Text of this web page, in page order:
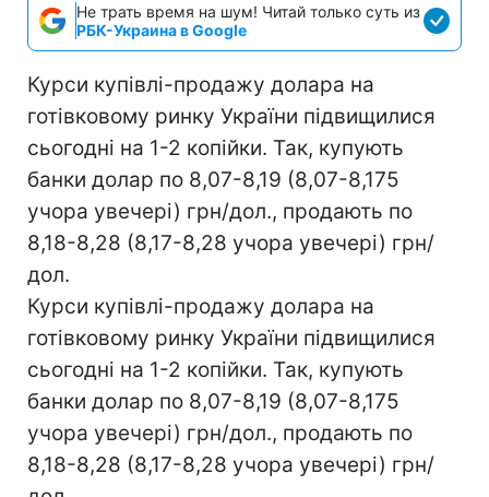
Не трать время на шум! Читай только суть из
РБК-Украина в Google
Курси купівлі-продажу долара на
готівковому ринку України підвищилися
сьогодні на 1-2 копійки. Так, купують
банки долар по 8,07-8,19 (8,07-8,175
учора увечері) грн/дол., продають по
8,18-8,28 (8,17-8,28 учора увечері) грн/
дол.
Курси купівлі-продажу долара на
готівковому ринку України підвищилися
сьогодні на 1-2 копійки. Так, купують
банки долар по 8,07-8,19 (8,07-8,175
учора увечері) грн/дол., продають по
8,18-8,28 (8,17-8,28 учора увечері) грн/